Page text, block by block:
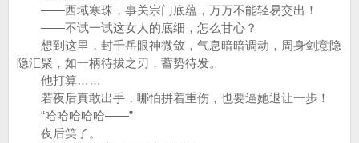
——西域寒珠，事关宗门底蕴，万万不能轻易交出！
——不试一试这女人的底细，怎么甘心？
想到这里，封千岳眼神微敛，气息暗暗调动，周身剑意隐
隐汇聚，如一柄待拔之刃，蓄势待发。
他打算……
若夜后真敢出手，哪怕拼着重伤，也要逼她退让一步！
“哈哈哈哈哈——”
夜后笑了。